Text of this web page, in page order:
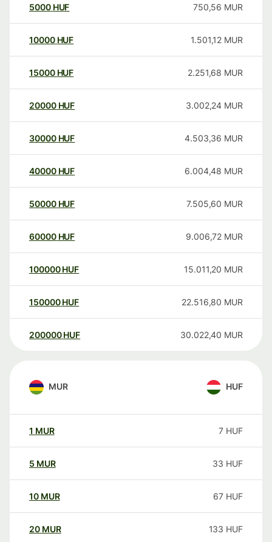
5000 HUF 750,56 MUR
10000 HUF 1.501,12 MUR
15000 HUF 2.251,68 MUR
20000 HUF 3.002,24 MUR
30000 HUF 4.503,36 MUR
40000 HUF 6.004,48 MUR
50000 HUF 7.505,60 MUR
60000 HUF 9.006,72 MUR
100000 HUF 15.011,20 MUR
150000 HUF 22.516,80 MUR
200000 HUF 30.022,40 MUR
MUR HUF
1 MUR 7 HUF
5 MUR 33 HUF
10 MUR 67 HUF
20 MUR 133 HUF